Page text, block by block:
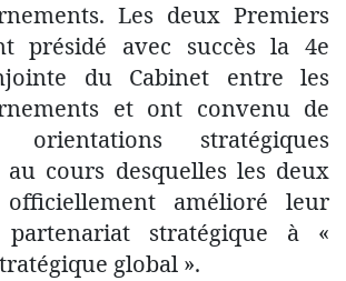
Les deux Premiers
présidé avec succès la 4e
du Cabinet entre les
et ont convenu de
orientations stratégiques
cours desquelles les deux
amélioré leur
stratégique à «
global ».